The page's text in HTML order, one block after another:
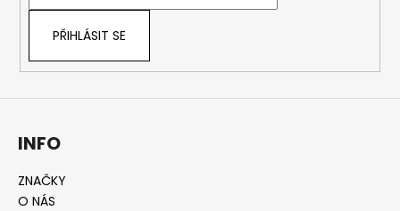
PŘIHLÁSIT SE
INFO
ZNAČKY
O NÁS